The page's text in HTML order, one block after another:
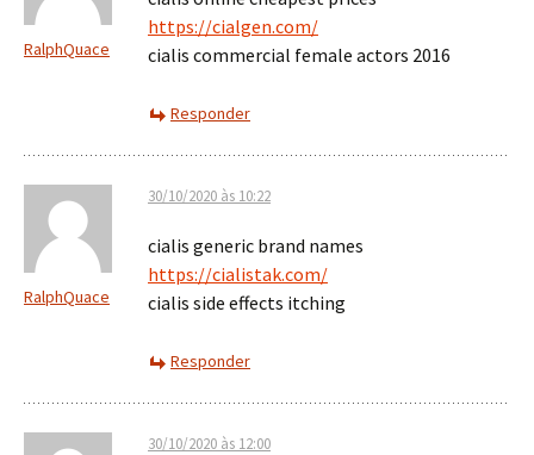
RalphQuace
https://cialgen.com/
cialis commercial female actors 2016
Responder
RalphQuace
30/10/2020 às 10:22
cialis generic brand names
https://cialistak.com/
cialis side effects itching
Responder
30/10/2020 às 12:00